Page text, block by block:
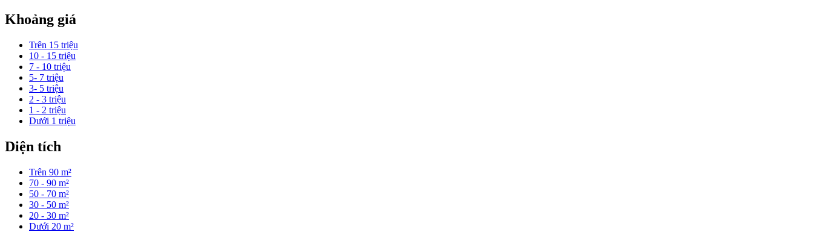
Khoảng giá
Trên 15 triệu
10 - 15 triệu
7 - 10 triệu
5- 7 triệu
3- 5 triệu
2 - 3 triệu
1 - 2 triệu
Dưới 1 triệu
Diện tích
Trên 90 m²
70 - 90 m²
50 - 70 m²
30 - 50 m²
20 - 30 m²
Dưới 20 m²